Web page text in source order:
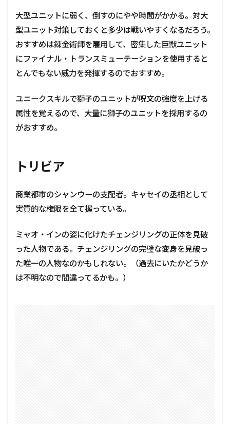
大型ユニットに弱く、倒すのにやや時間がかかる。対大
型ユニット対策しておくと多少は戦いやすくなるだろう。
おすすめは錬金術師を雇用して、密集した巨獣ユニット
にファイナル・トランスミューテーションを使用すると
とんでもない威力を発揮するのでおすすめ。
ユニークスキルで獅子のユニットが呪文の強度を上げる
属性を覚えるので、大量に獅子のユニットを採用するの
がおすすめ。
トリビア
商業都市のシャンウーの支配者。キャセイの丞相として
実質的な権限を全て握っている。
ミャオ・インの姿に化けたチェンジリングの正体を見破
った人物である。チェンジリングの完璧な変身を見破っ
た唯一の人物なのかもしれない。（過去にいたかどうか
は不明なので間違ってるかも。）